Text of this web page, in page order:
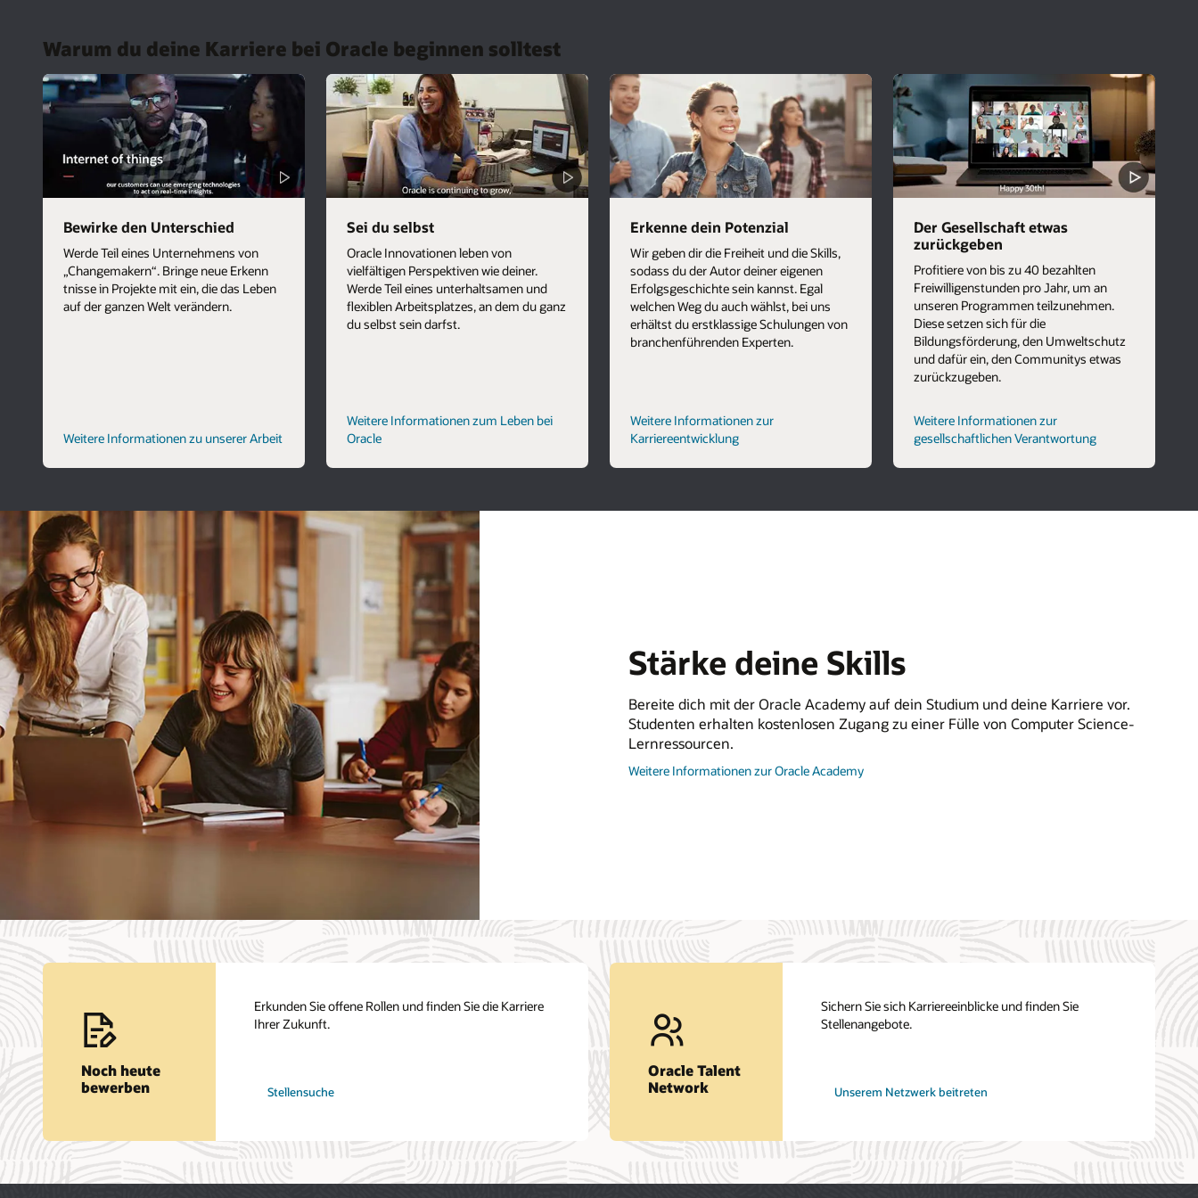
Warum du deine Karriere bei Oracle beginnen solltest
Bewirke den Unterschied
Werde Teil eines Unternehmens von
„Changemakern“. Bringe neue Erkenn
tnisse in Projekte mit ein, die das Leben
auf der ganzen Welt verändern.
Weitere Informationen zu unserer Arbeit
Sei du selbst
Oracle Innovationen leben von
vielfältigen Perspektiven wie deiner.
Werde Teil eines unterhaltsamen und
flexiblen Arbeitsplatzes, an dem du ganz
du selbst sein darfst.
Weitere Informationen zum Leben bei
Oracle
Erkenne dein Potenzial
Wir geben dir die Freiheit und die Skills,
sodass du der Autor deiner eigenen
Erfolgsgeschichte sein kannst. Egal
welchen Weg du auch wählst, bei uns
erhältst du erstklassige Schulungen von
branchenführenden Experten.
Weitere Informationen zur
Karriereentwicklung
Der Gesellschaft etwas
zurückgeben
Profitiere von bis zu 40 bezahlten
Freiwilligenstunden pro Jahr, um an
unseren Programmen teilzunehmen.
Diese setzen sich für die
Bildungsförderung, den Umweltschutz
und dafür ein, den Communitys etwas
zurückzugeben.
Weitere Informationen zur
gesellschaftlichen Verantwortung
Stärke deine Skills
Bereite dich mit der Oracle Academy auf dein Studium und deine Karriere vor.
Studenten erhalten kostenlosen Zugang zu einer Fülle von Computer Science-
Lernressourcen.
Weitere Informationen zur Oracle Academyüber
Noch heute
bewerben
Erkunden Sie offene Rollen und finden Sie die Karriere
Ihrer Zukunft.
Stellensuche
Oracle
Oracle Talent
Network
Sichern Sie sich Karriereeinblicke und finden Sie
Stellenangebote.
Unserem Netzwerk
Oracle
beitreten